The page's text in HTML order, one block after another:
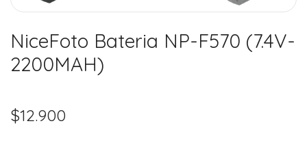
NiceFoto Bateria NP-F570 (7.4V-
2200MAH)
$12.900